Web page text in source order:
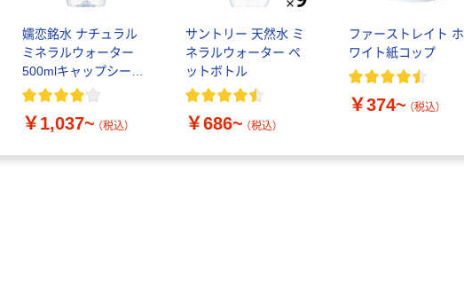
嬬恋銘水 ナチュラル
ミネラルウォーター
500mlキャップシール
付き／2Lラベルレス
￥1,037~ （税込）
サントリー 天然水 ミ
ネラルウォーター ペ
ットボトル
￥686~ （税込）
ファーストレイト ホ
ワイト紙コップ
￥374~ （税込）